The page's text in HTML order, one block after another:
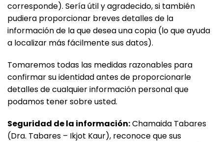
corresponde). Sería útil y agradecido, si también
pudiera proporcionar breves detalles de la
información de la que desea una copia (lo que ayuda
a localizar más fácilmente sus datos).
Tomaremos todas las medidas razonables para
confirmar su identidad antes de proporcionarle
detalles de cualquier información personal que
podamos tener sobre usted.
Seguridad de la información:Chamaida Tabares
(Dra. Tabares – Ikjot Kaur), reconoce que sus